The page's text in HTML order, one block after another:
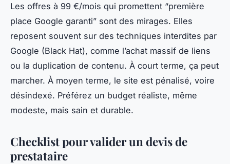
Les offres à 99 €/mois qui promettent “première
place Google garanti” sont des mirages. Elles
reposent souvent sur des techniques interdites par
Google (Black Hat), comme l’achat massif de liens
ou la duplication de contenu. À court terme, ça peut
marcher. À moyen terme, le site est pénalisé, voire
désindexé. Préférez un budget réaliste, même
modeste, mais sain et durable.
Checklist pour valider un devis de
prestataire